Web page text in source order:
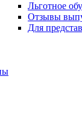
Льготное
Отзывы
Для